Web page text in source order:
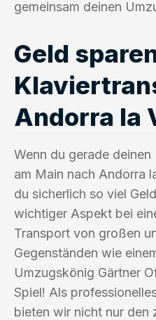
gemeinsam deinen
Geld
Andorra la
Wenn du gerade
am Main nach Andorra
du sicherlich so viel
wichtiger Aspekt bei
Transport von großen
Gegenständen wie
Umzugskönig Gärtner
Spiel! Als
bieten wir nicht nur den